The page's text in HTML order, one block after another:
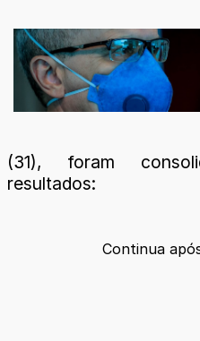
(31), foram
resultados:
Continua